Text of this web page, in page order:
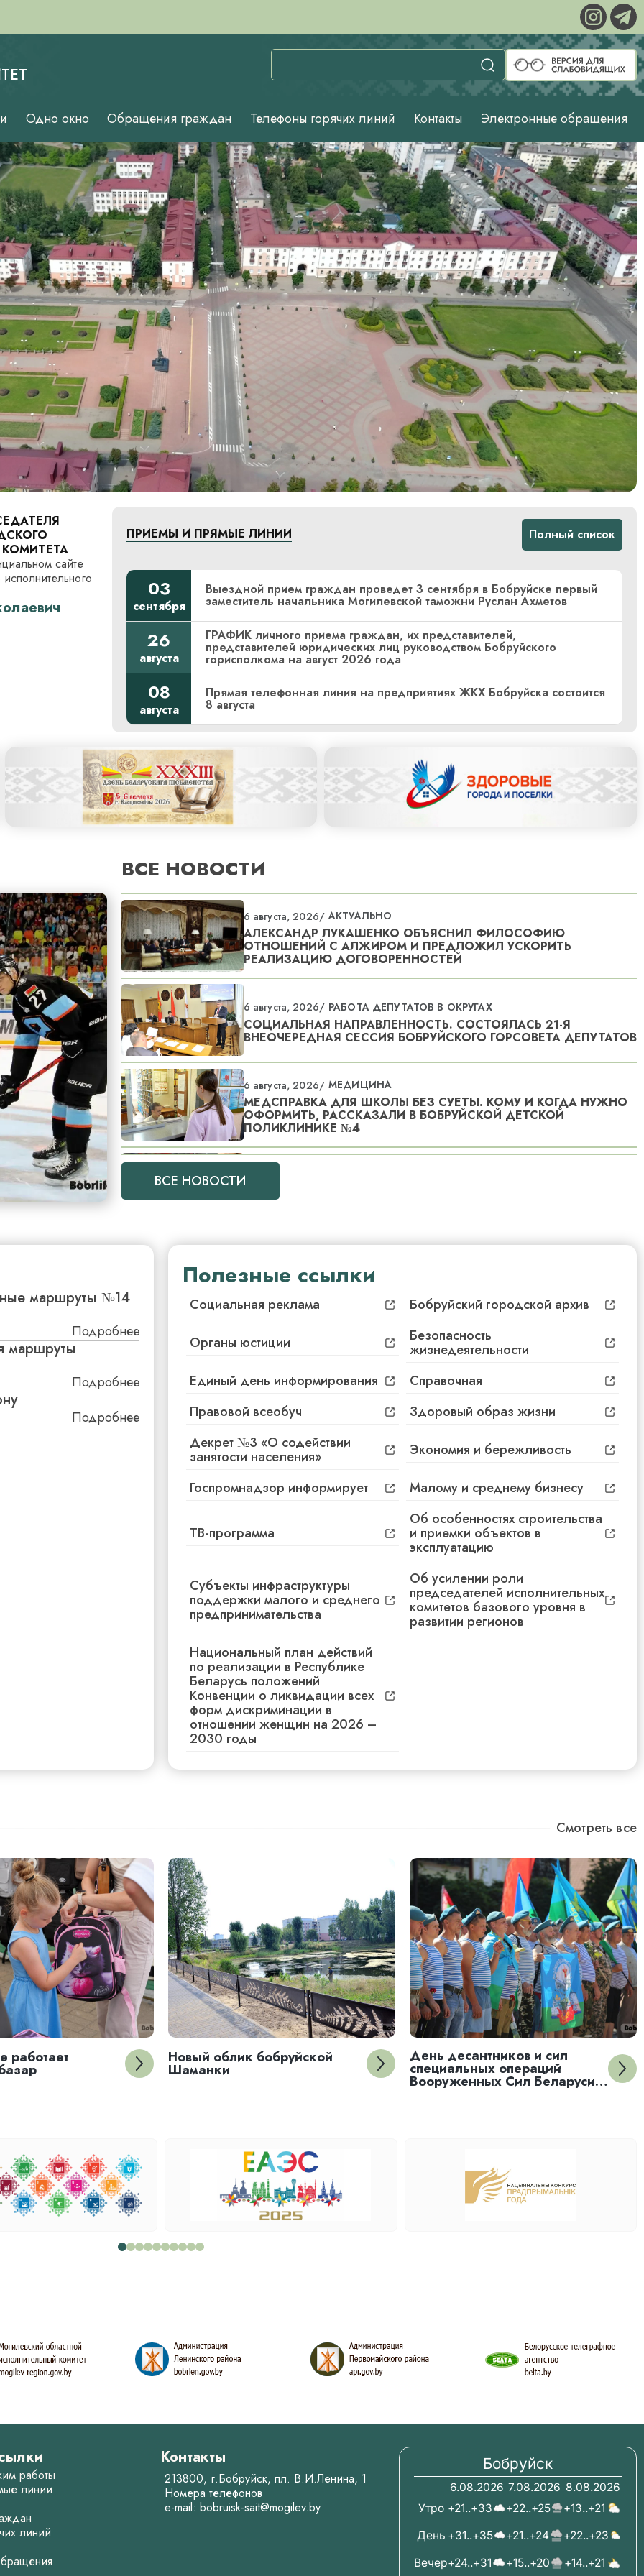
Одно окно Обращения граждан Телефоны горячих линий Контакты Электронные обращения
сайте
ПРИЕМЫ И ПРЯМЫЕ ЛИНИИ Полный список
03
сентября
Выездной прием граждан проведет 3 сентября в Бобруйске первый
заместитель начальника Могилевской таможни Руслан Ахметов
26
августа
ГРАФИК личного приема граждан, их представителей,
представителей юридических лиц руководством Бобруйского
горисполкома на август 2026 года
08
августа
Прямая телефонная линия на предприятиях ЖКХ Бобруйска состоится
8 августа
ВСЕ НОВОСТИ
6 августа, 2026/ АКТУАЛЬНО
АЛЕКСАНДР ЛУКАШЕНКО ОБЪЯСНИЛ ФИЛОСОФИЮ
ОТНОШЕНИЙ С АЛЖИРОМ И ПРЕДЛОЖИЛ УСКОРИТЬ
РЕАЛИЗАЦИЮ ДОГОВОРЕННОСТЕЙ
6 августа, 2026/ РАБОТА ДЕПУТАТОВ В ОКРУГАХ
СОЦИАЛЬНАЯ НАПРАВЛЕННОСТЬ. СОСТОЯЛАСЬ 21-Я
ВНЕОЧЕРЕДНАЯ СЕССИЯ БОБРУЙСКОГО ГОРСОВЕТА ДЕПУТАТОВ
6 августа, 2026/ МЕДИЦИНА
МЕДСПРАВКА ДЛЯ ШКОЛЫ БЕЗ СУЕТЫ. КОМУ И КОГДА НУЖНО
ОФОРМИТЬ, РАССКАЗАЛИ В БОБРУЙСКОЙ ДЕТСКОЙ
ПОЛИКЛИНИКЕ №4
6 августа, 2026
«ОЧЕНЬ МНОГО ОШИБАЛИСЬ В ПЕРВОМ ПЕРИОДЕ». ЕВГЕНИЙ
БЕЗОПАСНОСТЬ ДЕТЕЙ – ОТВЕТСТВЕННОСТЬ ВЗРОСЛЫХ!
6 августа, 2026 СООБЩЕНИЯ УВД, ГАИ, МЧС, ИНСПЕКЦИИ
В БОБРУЙСКЕ МИЛИЦИЯ И БАНКИ ОБЪЕДИНЯЮТ УСИЛИЯ В
БОРЬБЕ С КИБЕРМОШЕННИКАМИ
СООБЩЕНИЯ УВД, ГАИ, МЧС, ИНСПЕКЦИИ
ПО-СОСЕДСКИ. ИГРОМАНКА ИЗ БОБРУЙСКА ОБОКРАЛА
ПЕНСИОНЕРКУ
6 августа, 2026/ СПОРТ
ТУРНИР НАЧАЛСЯ! ПЕРВОЕ ПРОТИВОСТОЯНИЕ В БОРЬБЕ ЗА
КУБОК ПРЕДСЕДАТЕЛЯ БОБРУЙСКОГО ГОРИСПОЛКОМА
ЗАВЕРШИЛАСЬ ПОБЕДОЙ «ТАЙФУНА»
6 августа, 2026/
ЗА ТЕТРАДКАМИ И РЮКЗАКАМИ. В БОБРУЙСКЕ РАБОТАЕТ
ШКОЛЬНЫЙ БАЗАР
ВСЕ НОВОСТИ
маршруты №14
Подробнее
маршруты
Подробнее
Подробнее
Полезные ссылки
Социальная реклама Бобруйский городской архив
Органы юстиции Безопасность
жизнедеятельности
Единый день информирования
Справочная
Правовой всеобуч
Здоровый образ жизни
Декрет №3 «О содействии
занятости населения» Экономия и бережливость
Госпромнадзор информирует Малому и среднему бизнесу
ТВ-программа
Об особенностях строительства
и приемки объектов в
эксплуатацию
Субъекты инфраструктуры
поддержки малого и среднего
предпринимательства
Об усилении роли
председателей исполнительных
комитетов базового уровня в
развитии регионов
Национальный план действий
по реализации в Республике
Беларусь положений
Конвенции о ликвидации всех
форм дискриминации в
отношении женщин на 2026 –
2030 годы
Смотреть все
работает Новый облик бобруйской
Шаманки
День десантников и сил
специальных операций
Вооруженных Сил Беларуси
работы
линии
линий
Контакты
213800, г.Бобруйск, пл. В.И.Ленина, 1
Номера телефонов
e-mail: bobruisk-sait@mogilev.by
Бобруйск
6.08.2026
+21..+33
+31..+35
+24..+31
7.08.2026
+22..+25
+21..+24
+15..+20
8.08.2026
+13..+21
+22..+23
+14..+21
Вечер
День
Утро